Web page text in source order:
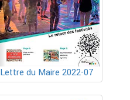
Lettre du Maire 2022-07